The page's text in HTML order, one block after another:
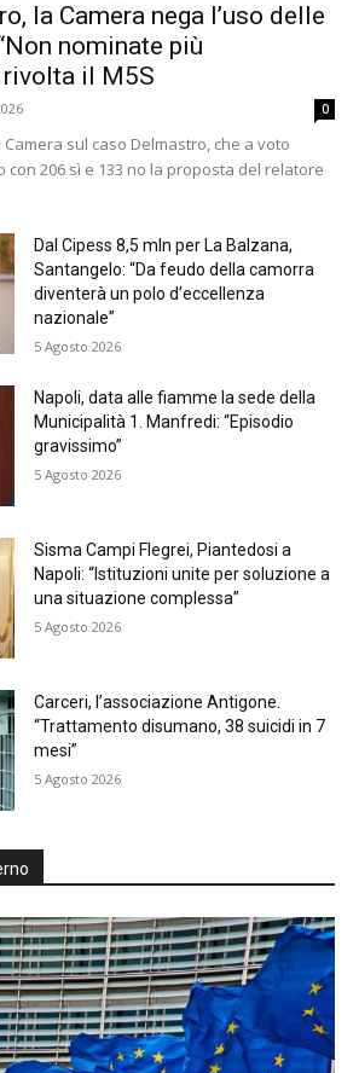
la Camera nega l’uso delle
nominate più
rivolta il M5S
0
sul caso Delmastro, che a voto
206 sì e 133 no la proposta del relatore
Dal Cipess 8,5 mln per La Balzana,
Santangelo: “Da feudo della camorra
diventerà un polo d’eccellenza
nazionale”
5 Agosto 2026
Napoli, data alle fiamme la sede della
Municipalità 1. Manfredi: “Episodio
gravissimo”
5 Agosto 2026
Sisma Campi Flegrei, Piantedosi a
Napoli: “Istituzioni unite per soluzione a
una situazione complessa”
5 Agosto 2026
Carceri, l’associazione Antigone.
“Trattamento disumano, 38 suicidi in 7
mesi”
5 Agosto 2026